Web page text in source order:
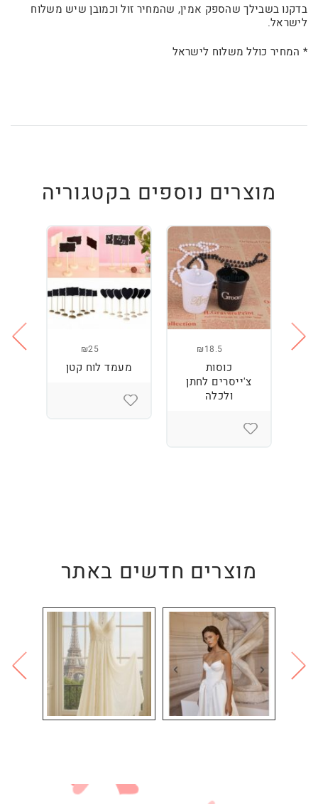
בדקנו בשבילך שהספק אמין, שהמחיר זול וכמובן שיש משלוח
לישראל.
* המחיר כולל משלוח לישראל
מוצרים נוספים בקטגוריה
₪18.5
כוסות
צ'ייסרים לחתן
ולכלה
₪25
מעמד לוח קטן
מוצרים חדשים באתר